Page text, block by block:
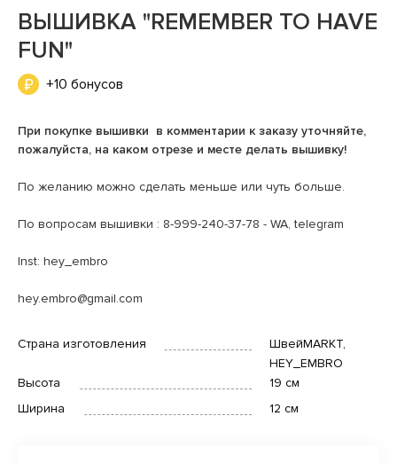
ВЫШИВКА "REMEMBER TO HAVE
FUN"
+10 бонусов
При покупке вышивки в комментарии к заказу уточняйте,
пожалуйста, на каком отрезе и месте делать вышивку!
По желанию можно сделать меньше или чуть больше.
По вопросам вышивки : 8-999-240-37-78 - WA, telegram
Inst: hey_embro
hey.embro@gmail.com
Страна изготовления
ШвейMARKT,
HEY_EMBRO
Высота
19 см
Ширина
12 см